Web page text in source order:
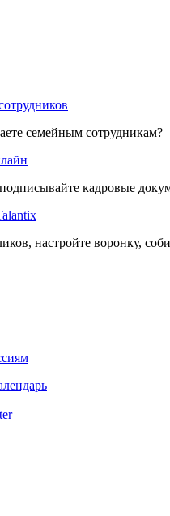
семейным сотрудникам?
кадровые
настройте воронку,